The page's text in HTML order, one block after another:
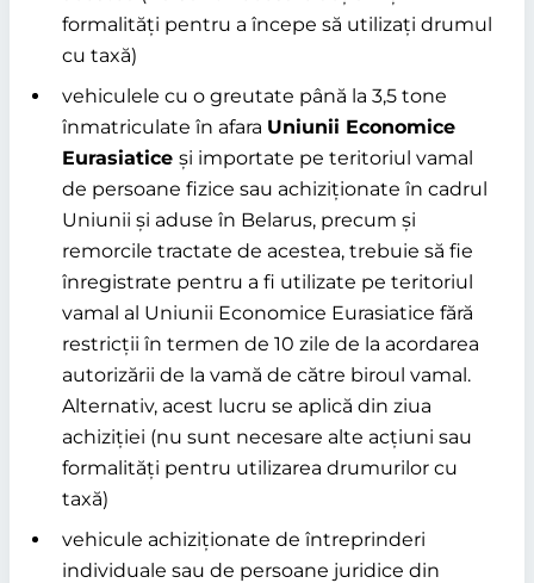
formalități pentru a începe să utilizați drumul
cu taxă)
vehiculele cu o greutate până la 3,5 tone
înmatriculate în afara Uniunii Economice
Eurasiatice și importate pe teritoriul vamal
de persoane fizice sau achiziționate în cadrul
Uniunii și aduse în Belarus, precum și
remorcile tractate de acestea, trebuie să fie
înregistrate pentru a fi utilizate pe teritoriul
vamal al Uniunii Economice Eurasiatice fără
restricții în termen de 10 zile de la acordarea
autorizării de la vamă de către biroul vamal.
Alternativ, acest lucru se aplică din ziua
achiziției (nu sunt necesare alte acțiuni sau
formalități pentru utilizarea drumurilor cu
taxă)
vehicule achiziționate de întreprinderi
individuale sau de persoane juridice din